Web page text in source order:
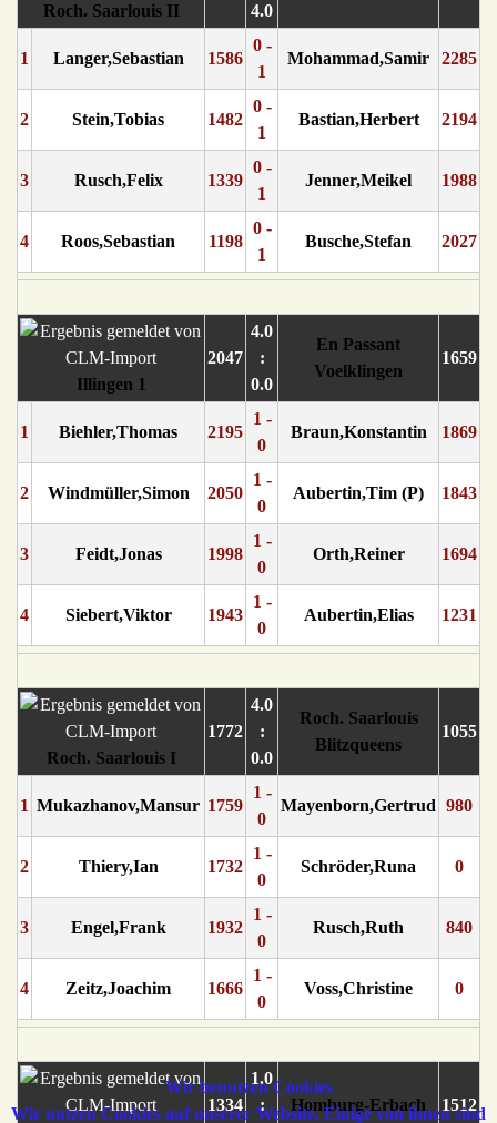
Roch. Saarlouis II
4.0
1 Langer,Sebastian 1586
0 -
1
Mohammad,Samir 2285
2 Stein,Tobias 1482
0 -
1
Bastian,Herbert 2194
3 Rusch,Felix 1339
0 -
1
Jenner,Meikel 1988
4 Roos,Sebastian 1198
0 -
1
Busche,Stefan 2027
Illingen 1
2047
4.0
:
0.0
En Passant
Voelklingen
1659
1 Biehler,Thomas 2195
1 -
0
Braun,Konstantin 1869
2 Windmüller,Simon 2050
1 -
0
Aubertin,Tim (P) 1843
3 Feidt,Jonas 1998
1 -
0
Orth,Reiner 1694
4 Siebert,Viktor 1943
1 -
0
Aubertin,Elias 1231
Roch. Saarlouis I
1772
4.0
:
0.0
Roch. Saarlouis
Blitzqueens
1055
1 Mukazhanov,Mansur 1759
1 -
0
Mayenborn,Gertrud 980
2 Thiery,Ian 1732
1 -
0
Schröder,Runa 0
3 Engel,Frank 1932
1 -
0
Rusch,Ruth 840
4 Zeitz,Joachim 1666
1 -
0
Voss,Christine 0
1334
1.0
:
Homburg-Erbach 1512
Wir benutzen Cookies
Wir nutzen Cookies auf unserer Website. Einige von ihnen sind